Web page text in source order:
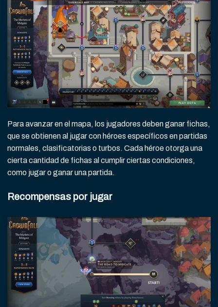
Para avanzar en el mapa, los jugadores deben ganar fichas,
que se obtienen al jugar con héroes específicos en partidas
normales, clasificatorias o turbos. Cada héroe otorga una
cierta cantidad de fichas al cumplir ciertas condiciones,
como jugar o ganar una partida.
Recompensas por jugar